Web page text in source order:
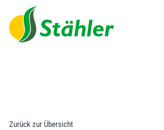
string(78) "Test 12 {FONT:12} //
asdfW134 245 34" string(62) "Test 12
123 dfasdf asdfW134 245 34"
Zurück zur Übersicht